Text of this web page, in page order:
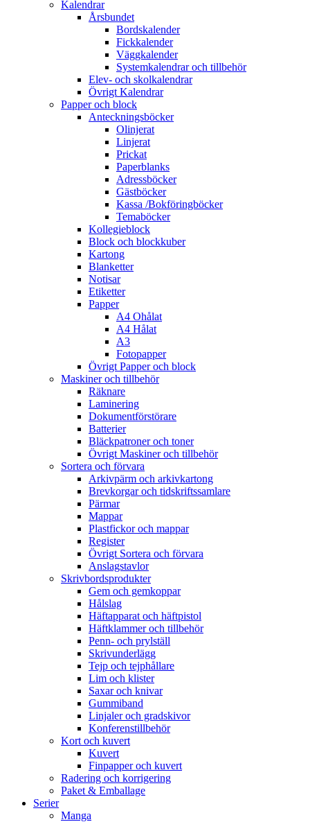
Kalendrar
Årsbundet
Bordskalender
Fickkalender
Väggkalender
Systemkalendrar och tillbehör
Elev- och skolkalendrar
Övrigt Kalendrar
Papper och block
Anteckningsböcker
Olinjerat
Linjerat
Prickat
Paperblanks
Adressböcker
Gästböcker
Kassa /Bokföringböcker
Temaböcker
Kollegieblock
Block och blockkuber
Kartong
Blanketter
Notisar
Etiketter
Papper
A4 Ohålat
A4 Hålat
A3
Fotopapper
Övrigt Papper och block
Maskiner och tillbehör
Räknare
Laminering
Dokumentförstörare
Batterier
Bläckpatroner och toner
Övrigt Maskiner och tillbehör
Sortera och förvara
Arkivpärm och arkivkartong
Brevkorgar och tidskriftssamlare
Pärmar
Mappar
Plastfickor och mappar
Register
Övrigt Sortera och förvara
Anslagstavlor
Skrivbordsprodukter
Gem och gemkoppar
Hålslag
Häftapparat och häftpistol
Häftklammer och tillbehör
Penn- och prylställ
Skrivunderlägg
Tejp och tejphållare
Lim och klister
Saxar och knivar
Gummiband
Linjaler och gradskivor
Konferenstillbehör
Kort och kuvert
Kuvert
Finpapper och kuvert
Radering och korrigering
Paket & Emballage
Serier
Manga